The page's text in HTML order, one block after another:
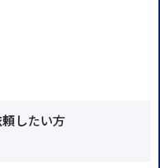
したい方